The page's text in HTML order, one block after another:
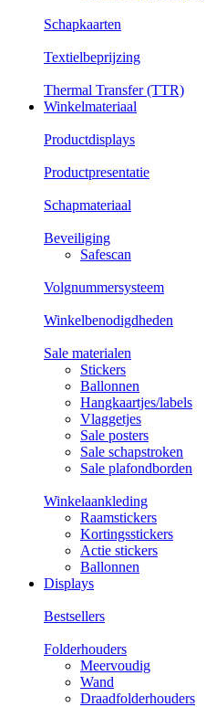
Schapkaarten
Textielbeprijzing
Thermal Transfer (TTR)
Winkelmateriaal
Productdisplays
Productpresentatie
Schapmateriaal
Beveiliging
Safescan
Volgnummersysteem
Winkelbenodigdheden
Sale materialen
Stickers
Ballonnen
Hangkaartjes/labels
Vlaggetjes
Sale posters
Sale schapstroken
Sale plafondborden
Winkelaankleding
Raamstickers
Kortingsstickers
Actie stickers
Ballonnen
Displays
Bestsellers
Folderhouders
Meervoudig
Wand
Draadfolderhouders